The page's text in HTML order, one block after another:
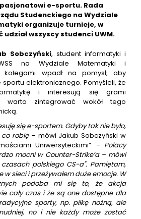
e-sportu. Rada
Studenckiego na Wydziale
organizuje turnieje, w
wszyscy studenci UWM.
Sobczyński, student informatyki i
na Wydziale Matematyki i
wpadł na pomysł, aby
elektronicznego. Pomyśleli, że
i interesują się grami
warto zintegrować wokół tego
się e-sportem. Gdyby tak nie było,
co robię– mówi Jakub Sobczyński w
Uniwersyteckimi”. – Polacy
mocni w Counter-Strike’a – mówi
polskiego CS-a". Pamiętam,
w sieci i przeżywałem duże emocje. W
podoba mi się to, że akcja
cały czas i że są one dostępne dla
sporty, np. piłkę nożną, ale
no i nie każdy może zostać